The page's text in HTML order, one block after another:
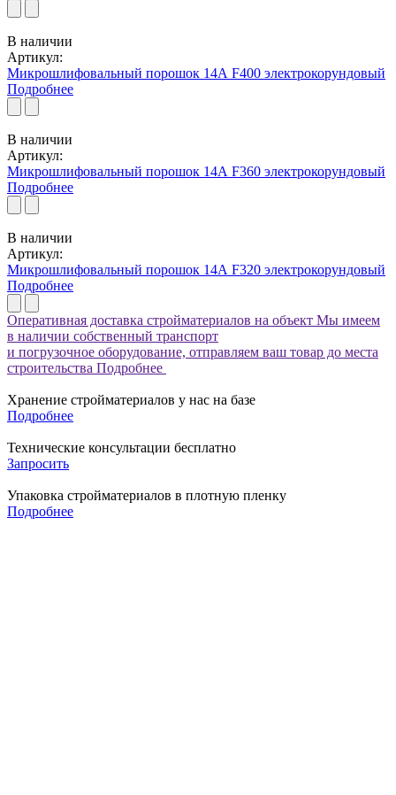
В наличии
Артикул:
Микрошлифовальный порошок 14А F400 электрокорундовый
Подробнее
В наличии
Артикул:
Микрошлифовальный порошок 14А F360 электрокорундовый
Подробнее
В наличии
Артикул:
Микрошлифовальный порошок 14А F320 электрокорундовый
Подробнее
Оперативная доставка стройматериалов на объект Мы имеем
в наличии собственный транспорт
и погрузочное оборудование, отправляем ваш товар до места
строительства Подробнее
Хранение стройматериалов у нас на базе
Подробнее
Технические консультации бесплатно
Запросить
Упаковка стройматериалов в плотную пленку
Подробнее